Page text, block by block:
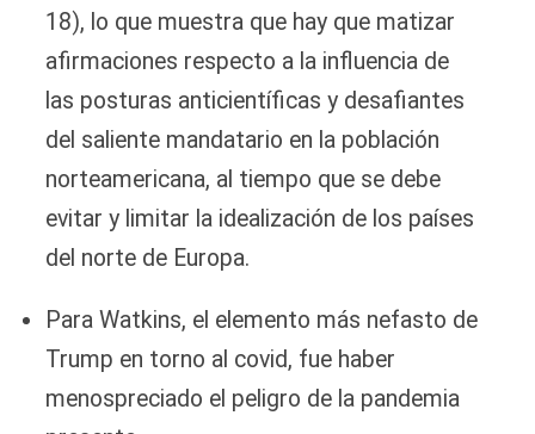
18), lo que muestra que hay que matizar
afirmaciones respecto a la influencia de
las posturas anticientíficas y desafiantes
del saliente mandatario en la población
norteamericana, al tiempo que se debe
evitar y limitar la idealización de los países
del norte de Europa.
Para Watkins, el elemento más nefasto de
Trump en torno al covid, fue haber
menospreciado el peligro de la pandemia